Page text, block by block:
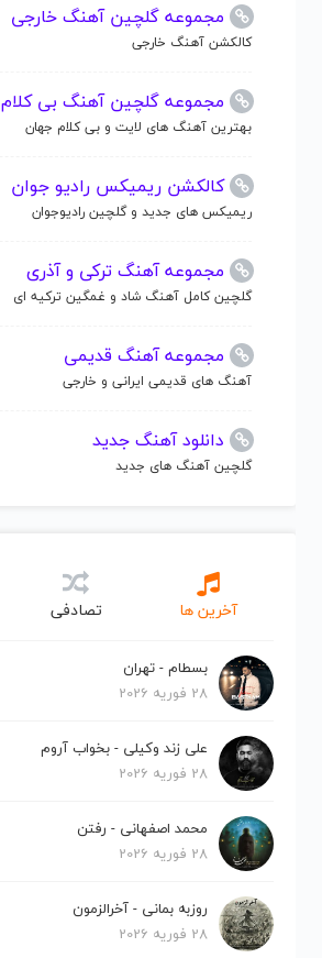
مجموعه گلچین آهنگ خارجی
کالکشن آهنگ خارجی
مجموعه گلچین آهنگ بی کلام
بهترین آهنگ های لایت و بی کلام جهان
کالکشن ریمیکس رادیو جوان
ریمیکس های جدید و گلچین رادیوجوان
مجموعه آهنگ ترکی و آذری
گلچین کامل آهنگ شاد و غمگین ترکیه ای
مجموعه آهنگ قدیمی
آهنگ های قدیمی ایرانی و خارجی
دانلود آهنگ جدید
گلچین آهنگ های جدید
آخرین ها تصادفی
بسطام - تهران
28 فوریه 2026
علی زند وکیلی - بخواب آروم
28 فوریه 2026
محمد اصفهانی - رفتن
28 فوریه 2026
روزبه بمانی - آخرالزمون
28 فوریه 2026